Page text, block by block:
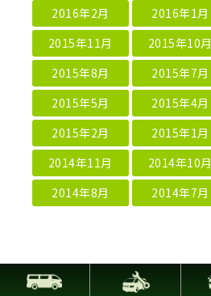
2016年2月
2016年1月
2015年11月
2015年10月
2015年8月
2015年7月
2015年5月
2015年4月
2015年2月
2015年1月
2014年11月
2014年10月
2014年8月
2014年7月